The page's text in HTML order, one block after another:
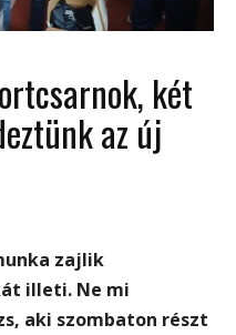
két
az új
zajlik
illeti. Ne mi
aki szombaton részt